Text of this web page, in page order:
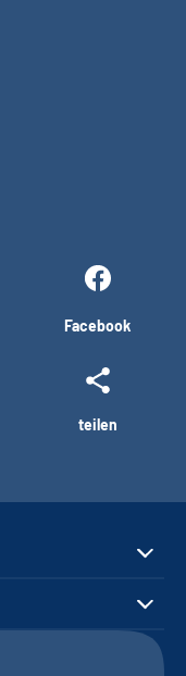
Facebook
teilen